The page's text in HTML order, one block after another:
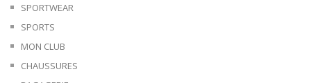
SPORTWEAR
SPORTS
MON CLUB
CHAUSSURES